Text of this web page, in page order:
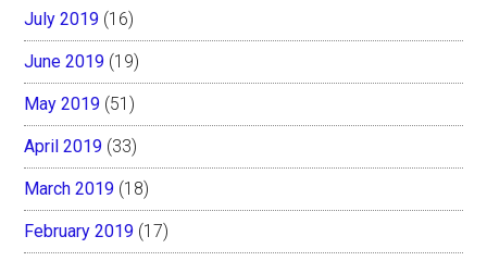
July 2019 (16)
June 2019 (19)
May 2019 (51)
April 2019 (33)
March 2019 (18)
February 2019 (17)